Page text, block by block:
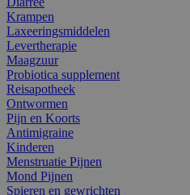
Krampen
Laxeeringsmiddelen
Levertherapie
Maagzuur
Probiotica supplement
Reisapotheek
Ontwormen
Pijn en Koorts
Antimigraine
Kinderen
Menstruatie Pijnen
Mond Pijnen
Spieren en gewrichten